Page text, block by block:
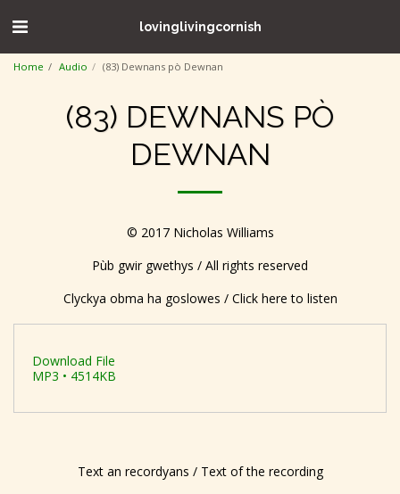
lovinglivingcornish
Home Audio (83) Dewnans pò Dewnan
(83) DEWNANS PÒ
DEWNAN
© 2017 Nicholas Williams
Pùb gwir gwethys / All rights reserved
Clyckya obma ha goslowes / Click here to listen
Download File
MP3 • 4514KB
Text an recordyans / Text of the recording